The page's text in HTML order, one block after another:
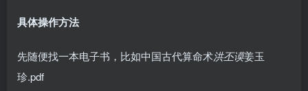
具体操作方法
先随便找一本电子书，比如中国古代算命术洪丕谟姜玉
珍.pdf